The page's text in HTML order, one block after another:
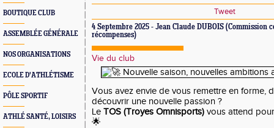
BOUTIQUE CLUB
ASSEMBLÉE GÉNÉRALE
NOS ORGANISATIONS
ECOLE D'ATHLÉTISME
PÔLE SPORTIF
ATHLÉ SANTÉ, LOISIRS
Tweet
4 Septembre 2025 - Jean Claude DUBOIS (Commission
récompenses)
Vie du club
Vous avez envie de vous remettre en forme,
découvrir une nouvelle passion ?
Le TOS (Troyes Omnisports) vous attend
🌟